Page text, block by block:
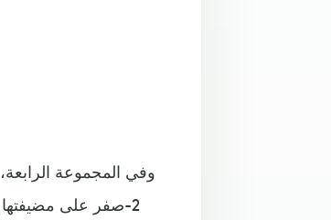
وفي المجموعة
2-صفر على